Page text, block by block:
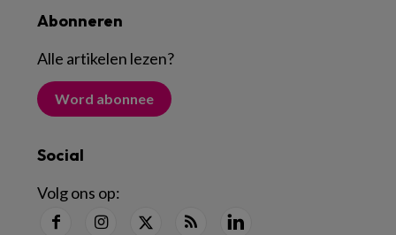
Abonneren
Alle artikelen lezen?
Word abonnee
Social
Volg ons op: